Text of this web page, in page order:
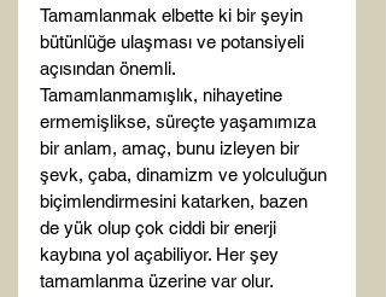
Tamamlanmak elbette ki bir şeyin
bütünlüğe ulaşması ve potansiyeli
açısından önemli.
Tamamlanmamışlık, nihayetine
ermemişlikse, süreçte yaşamımıza
bir anlam, amaç, bunu izleyen bir
şevk, çaba, dinamizm ve yolculuğun
biçimlendirmesini katarken, bazen
de yük olup çok ciddi bir enerji
kaybına yol açabiliyor. Her şey
tamamlanma üzerine var olur.